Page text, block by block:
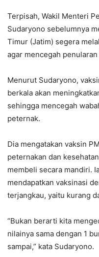
Terpisah, Wakil Menteri
Sudaryono sebelumnya
Timur (Jatim) segera
agar mencegah
Menurut Sudaryono,
berkala akan
sehingga mencegah
peternak.
Dia mengatakan vaksin
peternakan dan
membeli secara mandiri.
mendapatkan vaksinasi
terjangkau, yaitu kurang
“Bukan berarti kita
nilainya sama dengan 1
sampai,” kata Sudaryono.